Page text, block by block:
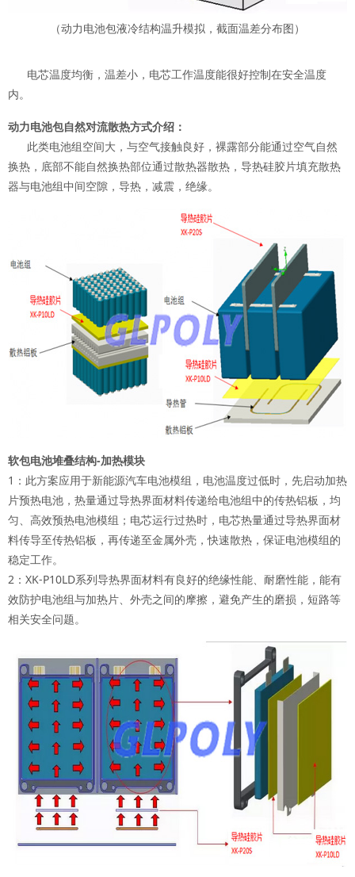
（动力电池包液冷结构温升模拟，截面温差分布图）
电芯温度均衡，温差小，电芯工作温度能很好控制在安全温度
内。
动力电池包自然对流散热方式介绍：
此类电池组空间大，与空气接触良好，裸露部分能通过空气自然
换热，底部不能自然换热部位通过散热器散热，导热硅胶片填充散热
器与电池组中间空隙，导热，减震，绝缘。
软包电池堆叠结构-加热模块
1：此方案应用于新能源汽车电池模组，电池温度过低时，先启动加热
片预热电池，热量通过导热界面材料传递给电池组中的传热铝板，均
匀、高效预热电池模组；电芯运行过热时，电芯热量通过导热界面材
料传导至传热铝板，再传递至金属外壳，快速散热，保证电池模组的
稳定工作。
2：XK-P10LD系列导热界面材料有良好的绝缘性能、耐磨性能，能有
效防护电池组与加热片、外壳之间的摩擦，避免产生的磨损，短路等
相关安全问题。